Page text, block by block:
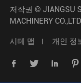
저작권 © JIANGSU
MACHINERY
시테 맵 개인 정
   